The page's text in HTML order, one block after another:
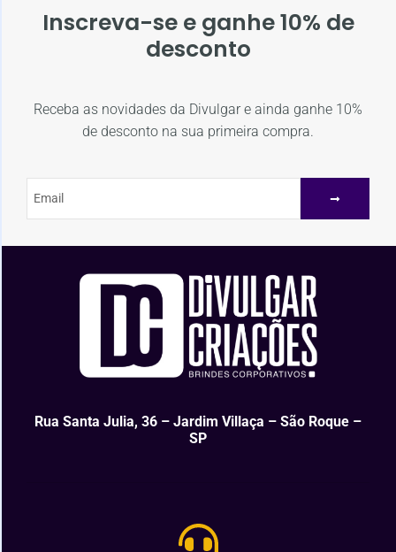
Inscreva-se e ganhe 10% de
desconto
Receba as novidades da Divulgar e ainda ganhe 10%
de desconto na sua primeira compra.
Rua Santa Julia, 36 – Jardim Villaça – São Roque –
SP